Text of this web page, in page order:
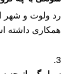
رد ولوت و شهر
همکاری داشته